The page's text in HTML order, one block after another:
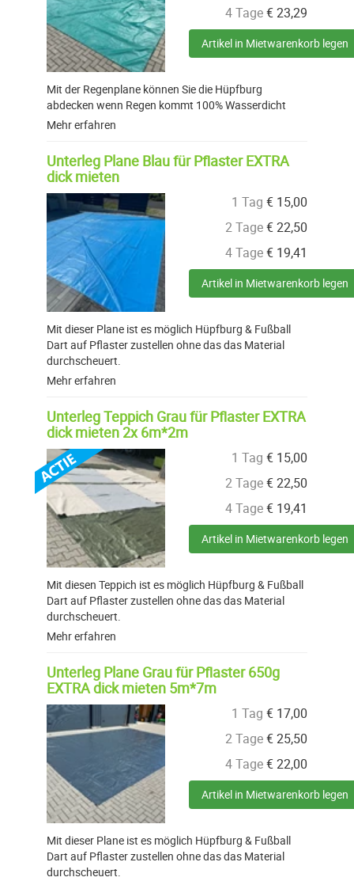
4 Tage€23,29
Artikel in Mietwarenkorb legen
Mit der Regenplane können Sie die Hüpfburg
abdecken wenn Regen kommt 100% Wasserdicht
Mehr erfahren
Unterleg Plane Blau für Pflaster EXTRA
dick mieten
1 Tag € 15,00
2 Tage€22,50
4 Tage€ 19,41
Artikel in Mietwarenkorb legen
Mit dieser Plane ist es möglich Hüpfburg & Fußball
Dart auf Pflaster zustellen ohne das das Material
durchscheuert.
Mehr erfahren
Unterleg Teppich Grau für Pflaster EXTRA
dick mieten 2x 6m*2m
1 Tag € 15,00
2 Tage€22,50
4 Tage€ 19,41
Artikel in Mietwarenkorb legen
Mit diesen Teppich ist es möglich Hüpfburg & Fußball
Dart auf Pflaster zustellen ohne das das Material
durchscheuert.
Mehr erfahren
Unterleg Plane Grau für Pflaster 650g
EXTRA dick mieten 5m*7m
1 Tag € 17,00
2 Tage€25,50
4 Tage€22,00
Artikel in Mietwarenkorb legen
Mit dieser Plane ist es möglich Hüpfburg & Fußball
Dart auf Pflaster zustellen ohne das das Material
durchscheuert.